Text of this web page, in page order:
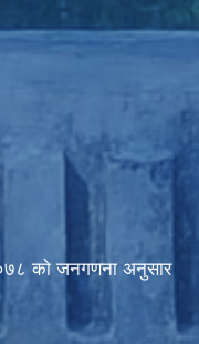
काे जनगणना अनुसार